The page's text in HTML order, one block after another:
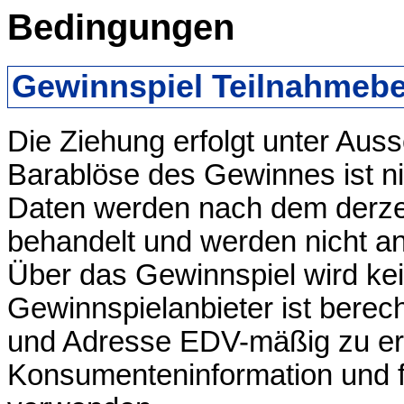
Bedingungen
Gewinnspiel
Die Ziehung erfolgt unter
Barablöse des Gewinnes ist
Daten werden nach dem
behandelt und werden nicht
Über das Gewinnspiel wird
Gewinnspielanbieter ist
und Adresse EDV-mäßig zu
Konsumenteninformation